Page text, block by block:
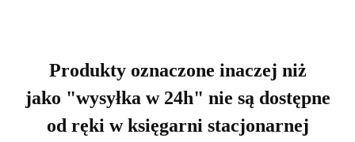
Produkty oznaczone inaczej niż
jako "wysyłka w 24h" nie są dostępne
od ręki w księgarni stacjonarnej